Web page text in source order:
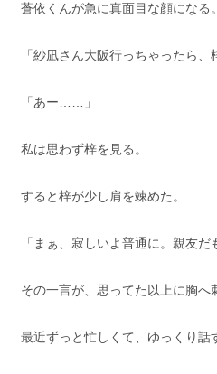
蒼依くんが急に真面目な顔になる。
「紗凪さん大阪行っちゃったら、
「あー……」
私は思わず梓を見る。
すると梓が少し肩を竦めた。
「まぁ、寂しいよ普通に。親友だ
その一言が、思ってた以上に胸へ
最近ずっと忙しくて、ゆっくり話